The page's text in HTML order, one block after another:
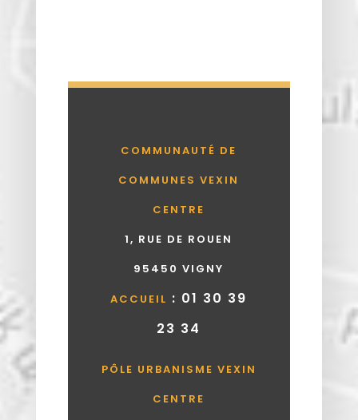
COMMUNAUTÉ DE
COMMUNES VEXIN
CENTRE
1, RUE DE ROUEN
95450 VIGNY
ACCUEIL : 01 30 39
23 34
PÔLE URBANISME VEXIN
CENTRE